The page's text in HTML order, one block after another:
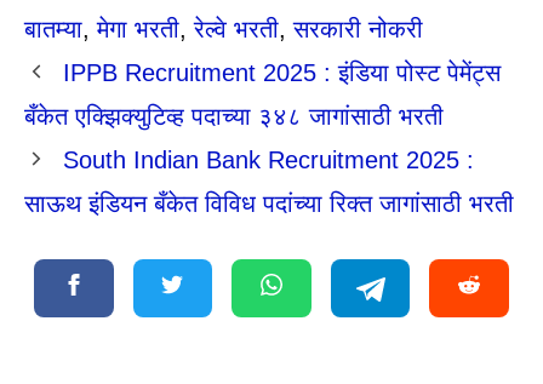
बातम्या,मेगा भरती,रेल्वे भरती,सरकारी नोकरी
IPPB Recruitment 2025 : इंडिया पोस्ट पेमेंट्स
बँकेत एक्झिक्युटिव्ह पदाच्या ३४८ जागांसाठी भरती
South Indian Bank Recruitment 2025 :
साऊथ इंडियन बँकेत विविध पदांच्या रिक्त जागांसाठी भरती